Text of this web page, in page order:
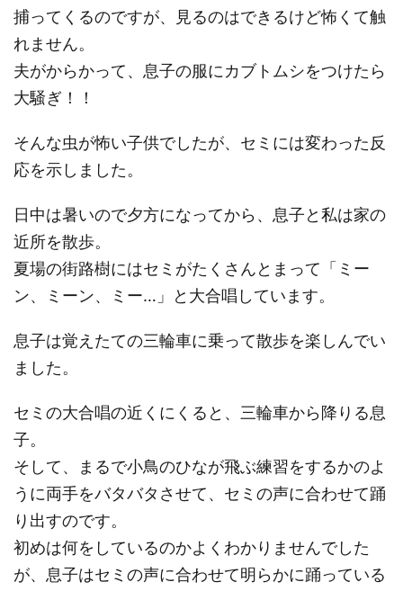
捕ってくるのですが、見るのはできるけど怖くて触
れません。
夫がからかって、息子の服にカブトムシをつけたら
大騒ぎ！！
そんな虫が怖い子供でしたが、セミには変わった反
応を示しました。
日中は暑いので夕方になってから、息子と私は家の
近所を散歩。
夏場の街路樹にはセミがたくさんとまって「ミー
ン、ミーン、ミー…」と大合唱しています。
息子は覚えたての三輪車に乗って散歩を楽しんでい
ました。
セミの大合唱の近くにくると、三輪車から降りる息
子。
そして、まるで小鳥のひなが飛ぶ練習をするかのよ
うに両手をバタバタさせて、セミの声に合わせて踊
り出すのです。
初めは何をしているのかよくわかりませんでした
が、息子はセミの声に合わせて明らかに踊っている